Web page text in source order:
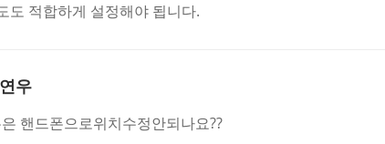
도 적합하게 설정해야 됩니다.
우
핸드폰으로위치수정안되나요??